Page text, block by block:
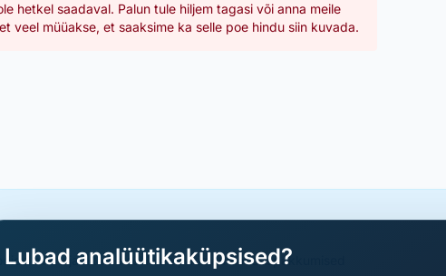
hetkel saadaval. Palun tule hiljem tagasi või anna meile
veel müüakse, et saaksime ka selle poe hindu siin kuvada.
hindu ja aitame sul leida parimad sooduspakkumised
Lubad analüütikaküpsised?